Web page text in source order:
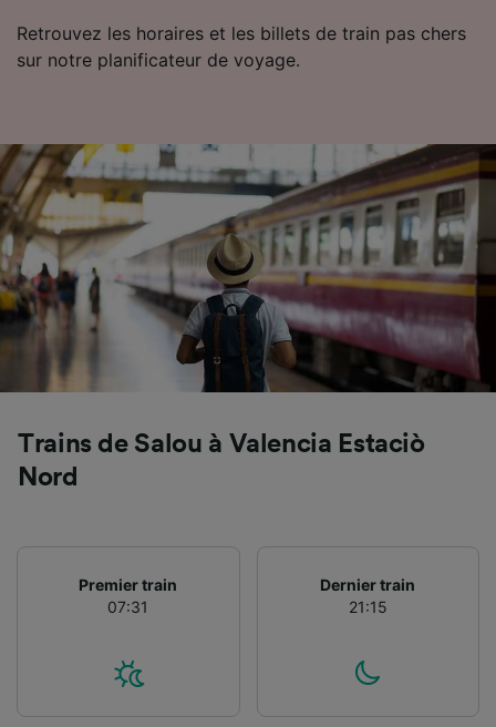
Retrouvez les horaires et les billets de train pas chers
sur notre planificateur de voyage.
Trains de Salou à Valencia Estaciò
Nord
Premier train
07:31
Dernier train
21:15